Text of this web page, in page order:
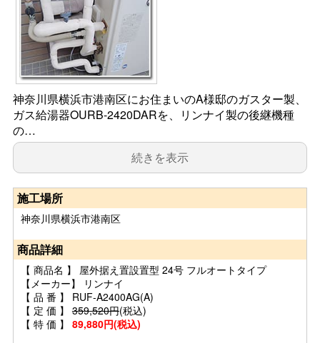
神奈川県横浜市港南区にお住まいのA様邸のガスター製、
ガス給湯器OURB-2420DARを、リンナイ製の後継機種
の…
続きを表示
施工場所
神奈川県横浜市港南区
商品詳細
【 商品名 】 屋外据え置設置型 24号 フルオートタイプ
【メーカー】 リンナイ
【 品 番 】 RUF-A2400AG(A)
【 定 価 】 359,520円(税込)
【 特 価 】 89,880円(税込)